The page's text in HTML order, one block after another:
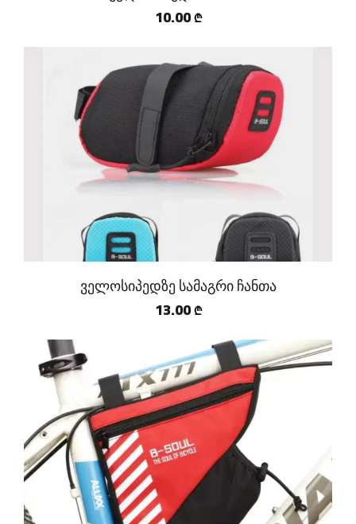
10.00 ₾
ველოსიპედზე სამაგრი ჩანთა
13.00 ₾